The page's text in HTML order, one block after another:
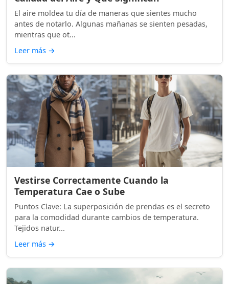
El aire moldea tu día de maneras que sientes mucho
antes de notarlo. Algunas mañanas se sienten pesadas,
mientras que ot...
Leer más →
Vestirse Correctamente Cuando la
Temperatura Cae o Sube
Puntos Clave: La superposición de prendas es el secreto
para la comodidad durante cambios de temperatura.
Tejidos natur...
Leer más →